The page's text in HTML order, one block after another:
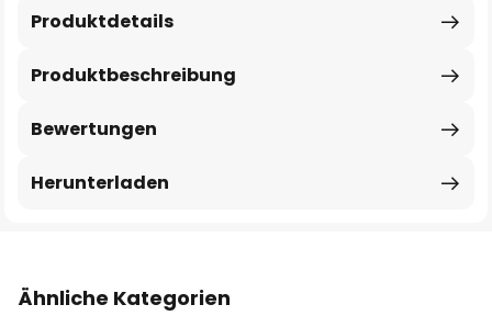
Produktbeschreibung
Produktdetails
Bewertungen
Herunterladen
Ähnliche Kategorien